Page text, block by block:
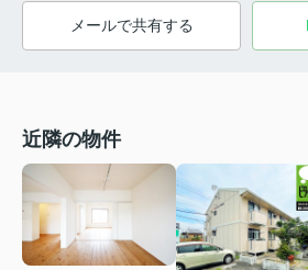
メールで共有する
近隣の物件